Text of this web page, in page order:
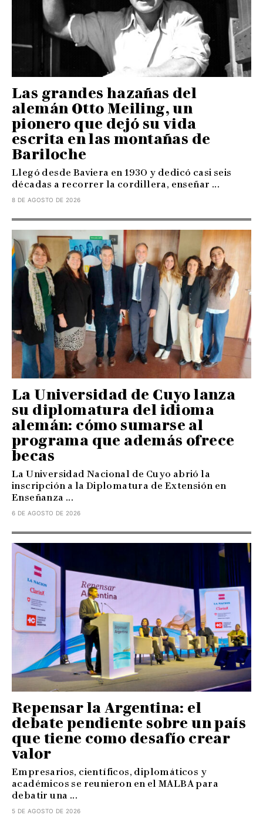
Las grandes hazañas del
alemán Otto Meiling, un
pionero que dejó su vida
escrita en las montañas de
Bariloche
Llegó desde Baviera en 1930 y dedicó casi seis
décadas a recorrer la cordillera, enseñar ...
8 DE AGOSTO DE 2026
La Universidad de Cuyo lanza
su diplomatura del idioma
alemán: cómo sumarse al
programa que además ofrece
becas
La Universidad Nacional de Cuyo abrió la
inscripción a la Diplomatura de Extensión en
Enseñanza ...
6 DE AGOSTO DE 2026
Repensar la Argentina: el
debate pendiente sobre un país
que tiene como desafío crear
valor
Empresarios, científicos, diplomáticos y
académicos se reunieron en el MALBA para
debatir una ...
5 DE AGOSTO DE 2026